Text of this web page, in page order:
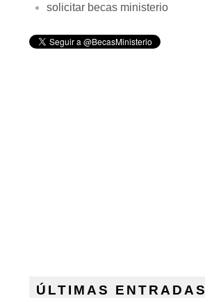
solicitar becas ministerio
ÚLTIMAS ENTRADAS